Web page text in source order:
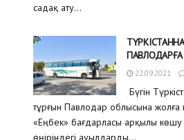
садақ ату...
22.09.2021
Бүгін
тұрғын Павлодар облысына жолға
«Еңбек» бағдарласы арқылы
өңіріндегі ауылдарды...